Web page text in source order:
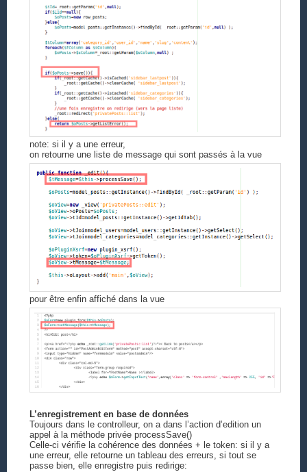
note: si il y a une erreur,
on retourne une liste de message qui sont passés à la vue
pour être enfin affiché dans la vue
L’enregistrement en base de données
Toujours dans le controlleur, on a dans l’action d’edition un
appel à la méthode privée processSave()
Celle-ci vérifie la cohérence des données + le token: si il y a
une erreur, elle retourne un tableau des erreurs, si tout se
passe bien, elle enregistre puis redirige: